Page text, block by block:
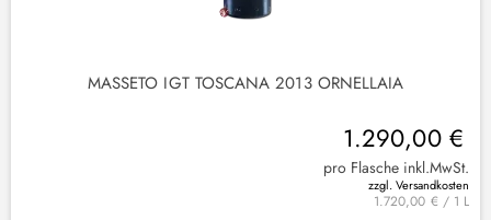
MASSETO IGT TOSCANA 2013 ORNELLAIA
1.290,00 €
pro Flasche inkl.MwSt.
zzgl. Versandkosten
1.720,00 € / 1 L